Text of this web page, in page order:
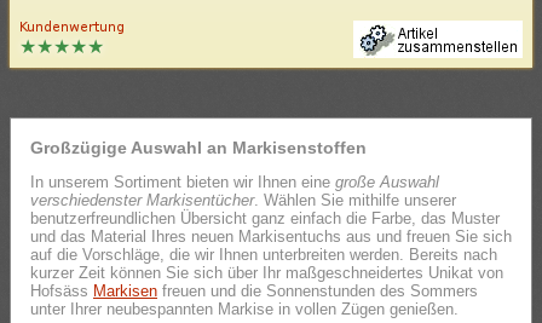
Großzügige Auswahl an Markisenstoffen
In unserem Sortiment bieten wir Ihnen eine große Auswahl
verschiedenster Markisentücher. Wählen Sie mithilfe unserer
benutzerfreundlichen Übersicht ganz einfach die Farbe, das Muster
und das Material Ihres neuen Markisentuchs aus und freuen Sie sich
auf die Vorschläge, die wir Ihnen unterbreiten werden. Bereits nach
kurzer Zeit können Sie sich über Ihr maßgeschneidertes Unikat von
Hofsäss Markisen freuen und die Sonnenstunden des Sommers
unter Ihrer neubespannten Markise in vollen Zügen genießen.